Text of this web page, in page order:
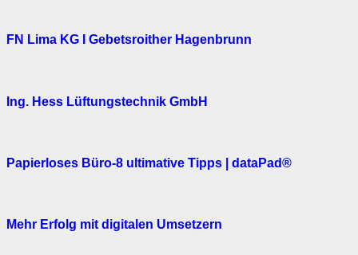
FN Lima KG I Gebetsroither Hagenbrunn
Ing. Hess Lüftungstechnik GmbH
Papierloses Büro-8 ultimative Tipps | dataPad®
Mehr Erfolg mit digitalen Umsetzern